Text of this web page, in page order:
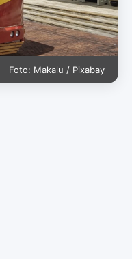
Foto: Makalu / Pixabay